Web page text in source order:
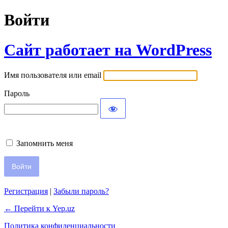
Войти
Сайт работает на WordPress
Имя пользователя или email
Пароль
Запомнить меня
Регистрация | Забыли пароль?
← Перейти к Yep.uz
Политика конфиденциальности